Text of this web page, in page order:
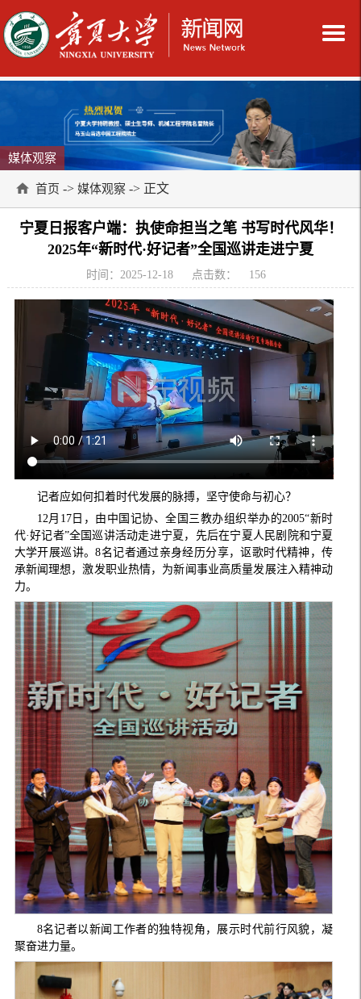
媒体观察
首页 -> 媒体观察 -> 正文
宁夏日报客户端：执使命担当之笔 书写时代风华！
2025年“新时代·好记者”全国巡讲走进宁夏
时间：2025-12-18 点击数： 156
记者应如何扣着时代发展的脉搏，坚守使命与初心？
12月17日，由中国记协、全国三教办组织举办的2005“新时
代·好记者”全国巡讲活动走进宁夏，先后在宁夏人民剧院和宁夏
大学开展巡讲。8名记者通过亲身经历分享，讴歌时代精神，传
承新闻理想，激发职业热情，为新闻事业高质量发展注入精神动
力。
8名记者以新闻工作者的独特视角，展示时代前行风貌，凝
聚奋进力量。